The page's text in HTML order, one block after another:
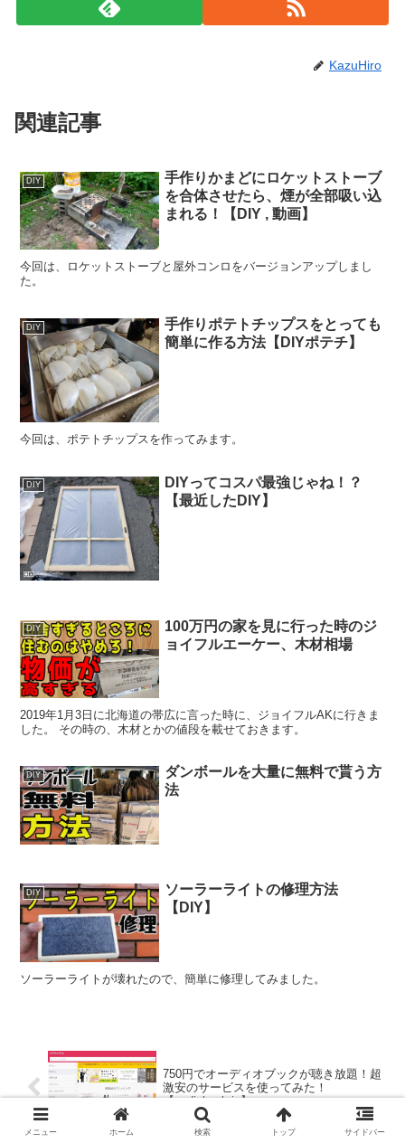
KazuHiro
関連記事
DIY
手作りかまどにロケットストーブ
を合体させたら、煙が全部吸い込
まれる！【DIY , 動画】
今回は、ロケットストーブと屋外コンロをバージョンアップしまし
た。
DIY
手作りポテトチップスをとっても
簡単に作る方法【DIYポテチ】
今回は、ポテトチップスを作ってみます。
DIY
DIYってコスパ最強じゃね！？
【最近したDIY】
DIY
100万円の家を見に行った時のジ
ョイフルエーケー、木材相場
2019年1月3日に北海道の帯広に言った時に、ジョイフルAKに行きま
した。 その時の、木材とかの値段を載せておきます。
DIY
ダンボールを大量に無料で貰う方
法
DIY
ソーラーライトの修理方法
【DIY】
ソーラーライトが壊れたので、簡単に修理してみました。
750円でオーディオブックが聴き放題！超
激安のサービスを使ってみた！
【audiobook.jp】
メニュー ホーム 検索 トップ サイドバー